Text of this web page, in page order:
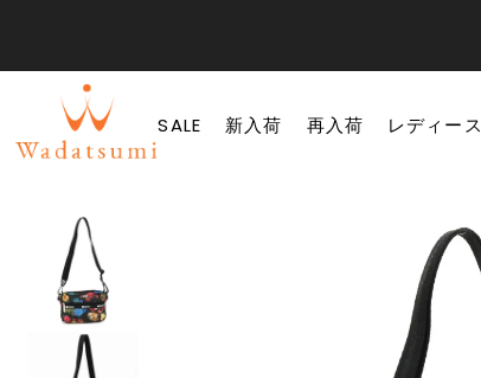
SALE 新入荷 再入荷 レディース